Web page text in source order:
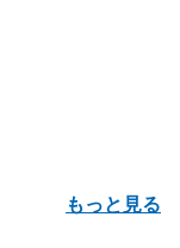
もっと見る